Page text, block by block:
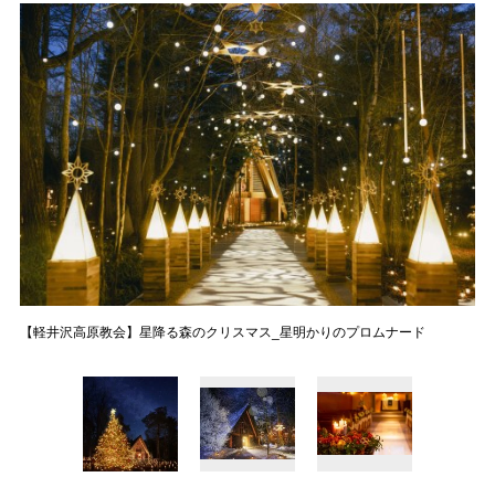
【軽井沢高原教会】星降る森のクリスマス_星明かりのプロムナード